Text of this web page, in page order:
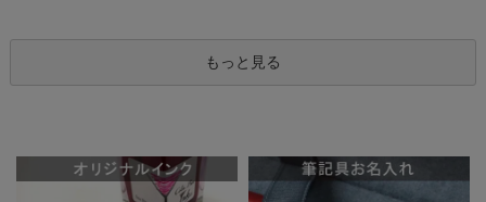
もっと見る